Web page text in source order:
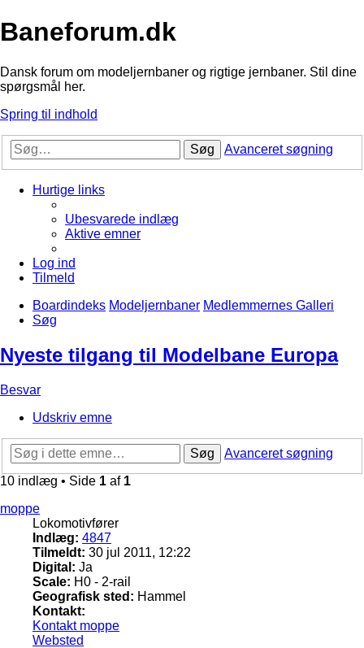
Baneforum.dk
Dansk forum om modeljernbaner og rigtige jernbaner. Stil dine
spørgsmål her.
Spring til indhold
Søg Avanceret søgning
Hurtige links
Ubesvarede indlæg
Aktive emner
Log ind
Tilmeld
Boardindeks Modeljernbaner Medlemmernes Galleri
Søg
Nyeste tilgang til Modelbane Europa
Besvar
Udskriv emne
Søg
Avanceret søgning
10 indlæg • Side 1 af 1
moppe
Lokomotivfører
Indlæg: 4847
Tilmeldt: 30 jul 2011, 12:22
Digital: Ja
Scale: H0 - 2-rail
Geografisk sted: Hammel
Kontakt:
Kontakt moppe
Websted